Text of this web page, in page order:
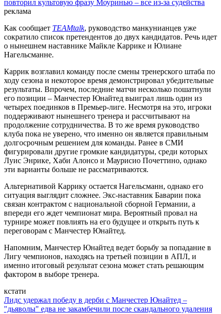
повторил культовую фразу Моуринью – все из-за судейства
реклама
Как сообщает TEAMtalk, руководство манкунианцев уже
сократило список претендентов до двух кандидатов. Речь идет
о нынешнем наставнике Майкле Каррике и Юлиане
Нагельсманне.
Каррик возглавил команду после смены тренерского штаба по
ходу сезона и некоторое время демонстрировал убедительные
результаты. Впрочем, последние матчи несколько пошатнули
его позиции – Манчестер Юнайтед выиграл лишь один из
четырех поединков в Премьер-лиге. Несмотря на это, игроки
поддерживают нынешнего тренера и рассчитывают на
продолжение сотрудничества. В то же время руководство
клуба пока не уверено, что именно он является правильным
долгосрочным решением для команды. Ранее в СМИ
фигурировали другие громкие кандидатуры, среди которых
Луис Энрике, Хаби Алонсо и Маурисио Почеттино, однако
эти варианты больше не рассматриваются.
Альтернативой Каррику остается Нагельсманн, однако его
ситуация выглядит сложнее. Экс-наставник Баварии пока
связан контрактом с национальной сборной Германии, а
впереди его ждет чемпионат мира. Вероятный провал на
турнире может повлиять на его будущее и открыть путь к
переговорам с Манчестер Юнайтед.
Напомним, Манчестер Юнайтед ведет борьбу за попадание в
Лигу чемпионов, находясь на третьей позиции в АПЛ, и
именно итоговый результат сезона может стать решающим
фактором в выборе тренера.
кстати
Лидс удержал победу в дерби с Манчестер Юнайтед –
"дьяволы" едва не закамбечили после скандального удаления